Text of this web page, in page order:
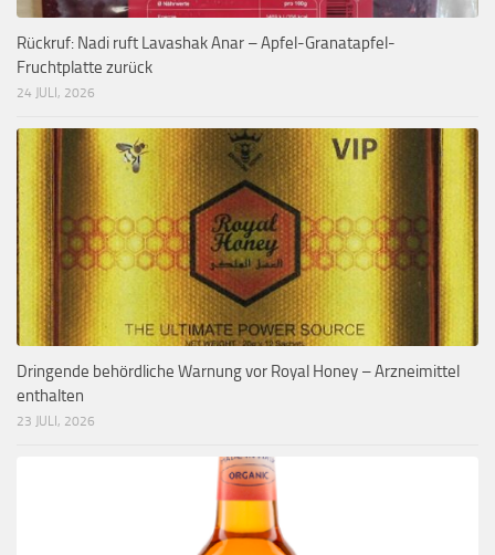
Rückruf: Nadi ruft Lavashak Anar – Apfel-Granatapfel-
Fruchtplatte zurück
24 JULI, 2026
Dringende behördliche Warnung vor Royal Honey – Arzneimittel
enthalten
23 JULI, 2026